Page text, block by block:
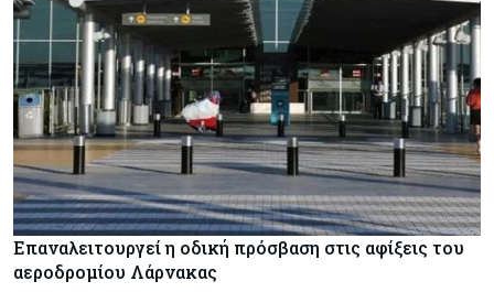
Επαναλειτουργεί η οδική πρόσβαση στις αφίξεις του
αεροδρομίου Λάρνακας